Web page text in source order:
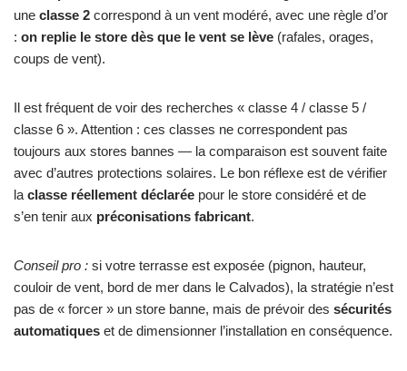
une classe 2 correspond à un vent modéré, avec une règle d’or
: on replie le store dès que le vent se lève (rafales, orages,
coups de vent).
Il est fréquent de voir des recherches « classe 4 / classe 5 /
classe 6 ». Attention : ces classes ne correspondent pas
toujours aux stores bannes — la comparaison est souvent faite
avec d’autres protections solaires. Le bon réflexe est de vérifier
la classe réellement déclarée pour le store considéré et de
s’en tenir aux préconisations fabricant.
Conseil pro : si votre terrasse est exposée (pignon, hauteur,
couloir de vent, bord de mer dans le Calvados), la stratégie n’est
pas de « forcer » un store banne, mais de prévoir des sécurités
automatiques et de dimensionner l’installation en conséquence.